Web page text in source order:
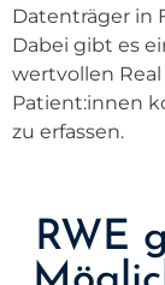
Datenträger in
Dabei gibt es
wertvollen
Patient:innen
zu erfassen.
RWE